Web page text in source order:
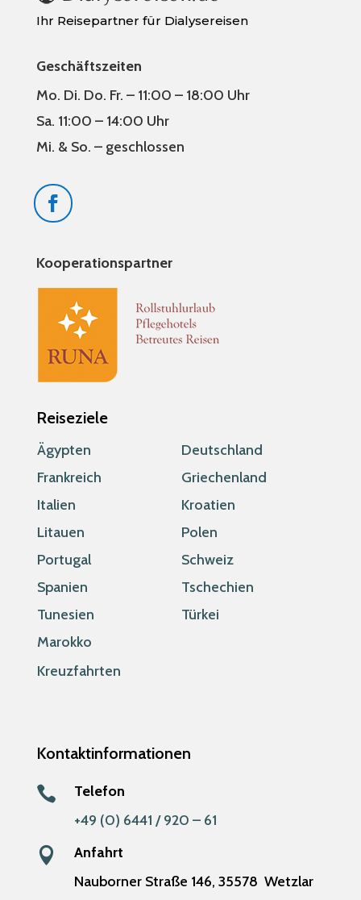
Ihr Reisepartner für Dialysereisen
Geschäftszeiten
Mo. Di. Do. Fr. – 11:00 – 18:00 Uhr
Sa. 11:00 – 14:00 Uhr
Mi. & So. – geschlossen
Kooperationspartner
Reiseziele
Ägypten
Deutschland
Frankreich
Griechenland
Italien
Kroatien
Litauen
Polen
Portugal
Schweiz
Spanien
Tschechien
Tunesien
Türkei
Marokko
Kreuzfahrten
Kontaktinformationen

Telefon
+49 (0) 6441 / 920 – 61

Anfahrt
Nauborner Straße 146, 35578 Wetzlar